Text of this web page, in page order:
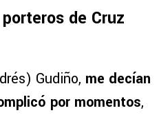
de Cruz
Gudiño, me decían
por momentos,